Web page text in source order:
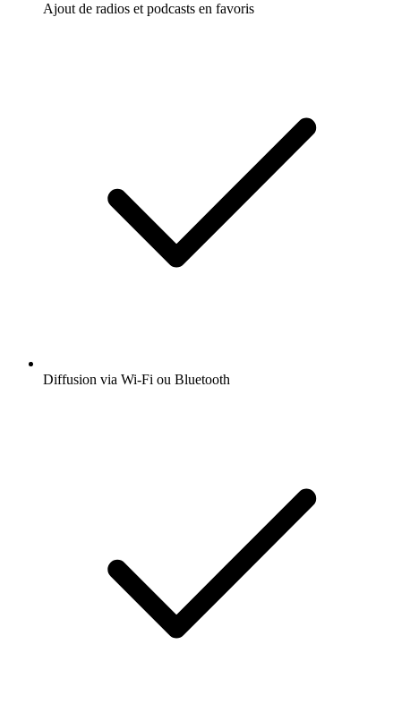
Ajout de radios et podcasts en favoris
Diffusion via Wi-Fi ou Bluetooth